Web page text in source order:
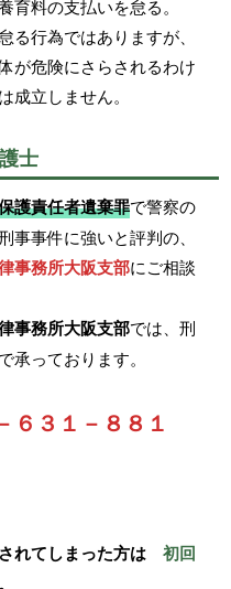
育料の支払いを怠る。
行為ではありますが、
が危険にさらされるわけ
成立しません。
士
護責任者遺棄罪で警察の
事件に強いと評判の、
事務所大阪支部にご相談
事務所大阪支部では、刑
承っております。
６３１－８８１
れてしまった方は 初回